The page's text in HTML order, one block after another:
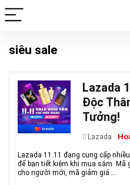
siêu sale
Lazada
Độc
Tưởng!
Lazada
Lazada 11.11 đang cung cấp
để bạn tiết kiệm khi mua sắm.
cho người mới, mã giảm giá ...